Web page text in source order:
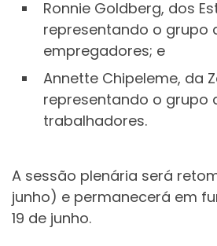
Ronnie Goldberg, dos
representando o grupo
empregadores; e
Annette Chipeleme, da
representando o grupo
trabalhadores.
A sessão plenária será
junho) e permanecerá em
19 de junho.